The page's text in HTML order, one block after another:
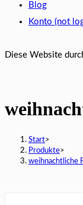
Blog
Konto (not
Diese Website
Start>
Produkte>
weihnachtliche